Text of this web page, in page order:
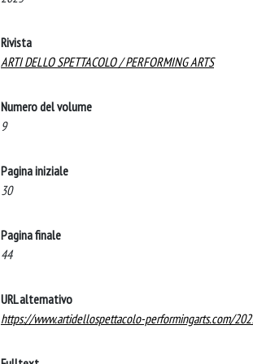
Rivista
ARTI DELLO SPETTACOLO / PERFORMING ARTS
Numero del volume
9
Pagina iniziale
30
Pagina finale
44
URL alternativo
https://www.artidellospettacolo-performingarts.com/